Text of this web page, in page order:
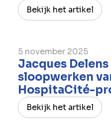
Bekijk het artikel
5 november 2025
Jacques
sloopwerken
HospitaCité-
Bekijk het artikel